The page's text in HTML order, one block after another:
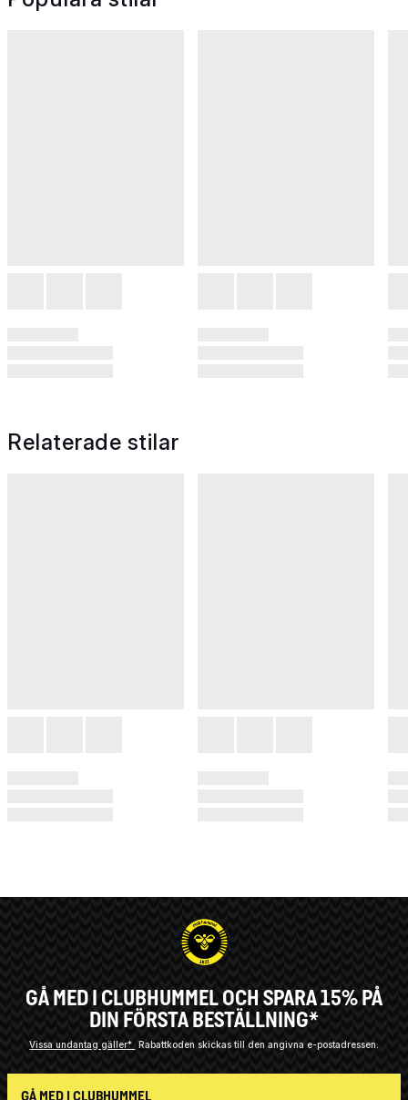
Relaterade stilar
GÅ MED I CLUBHUMMEL OCH SPARA 15% PÅ
DIN FÖRSTA BESTÄLLNING*
Vissa undantag gäller* Rabattkoden skickas till den angivna e-postadressen.
GÅ MED I CLUBHUMMEL